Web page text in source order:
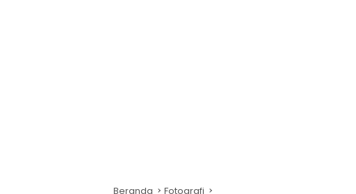
Beranda Fotografi